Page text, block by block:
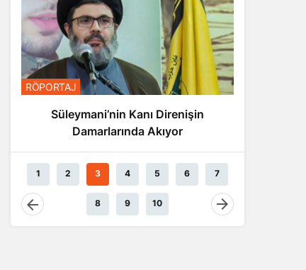
RÖPORTAJ
Süleymani’nin Kanı Direnişin
Damarlarında Akıyor
1 2 3 4 5 6 7
8 9 10